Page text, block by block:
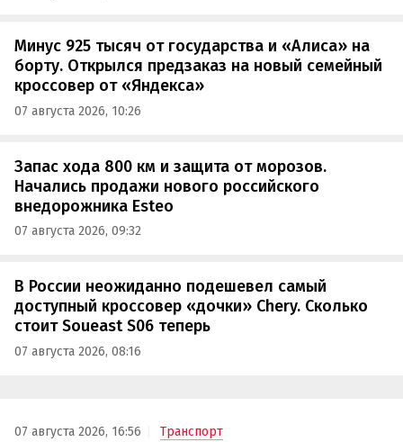
Минус 925 тысяч от государства и «Алиса» на
борту. Открылся предзаказ на новый семейный
кроссовер от «Яндекса»
07 августа 2026, 10:26
Запас хода 800 км и защита от морозов.
Начались продажи нового российского
внедорожника Esteo
07 августа 2026, 09:32
В России неожиданно подешевел самый
доступный кроссовер «дочки» Chery. Сколько
стоит Soueast S06 теперь
07 августа 2026, 08:16
07 августа 2026, 16:56 Транспорт